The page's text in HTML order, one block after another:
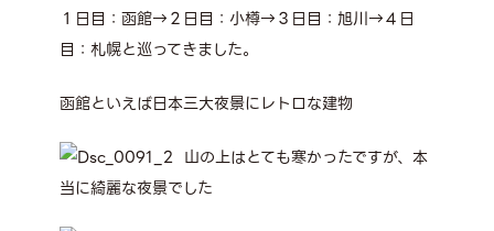
１日目：函館→２日目：小樽→３日目：旭川→４日
目：札幌と巡ってきました。
函館といえば日本三大夜景にレトロな建物
山の上はとても寒かったですが、本
当に綺麗な夜景でした